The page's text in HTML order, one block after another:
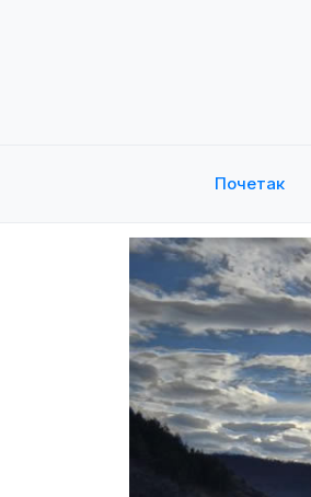
Почетак